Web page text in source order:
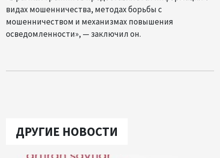
видах мошенничества, методах борьбы с
мошенничеством и механизмах повышения
осведомленности», — заключил он.
ДРУГИЕ НОВОСТИ